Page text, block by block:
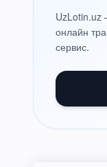
UzLotin.uz
онлайн
сервис.